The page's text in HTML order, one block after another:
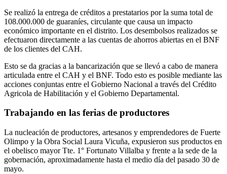
Se realizó la entrega de créditos a prestatarios por la suma total de
108.000.000 de guaraníes, circulante que causa un impacto
económico importante en el distrito. Los desembolsos realizados se
efectuaron directamente a las cuentas de ahorros abiertas en el BNF
de los clientes del CAH.
Esto se da gracias a la bancarización que se llevó a cabo de manera
articulada entre el CAH y el BNF. Todo esto es posible mediante las
acciones conjuntas entre el Gobierno Nacional a través del Crédito
Agricola de Habilitación y el Gobierno Departamental.
Trabajando en las ferias de productores
La nucleación de productores, artesanos y emprendedores de Fuerte
Olimpo y la Obra Social Laura Vicuña, expusieron sus productos en
el obelisco mayor Tte. 1° Fortunato Villalba y frente a la sede de la
gobernación, aproximadamente hasta el medio día del pasado 30 de
mayo.